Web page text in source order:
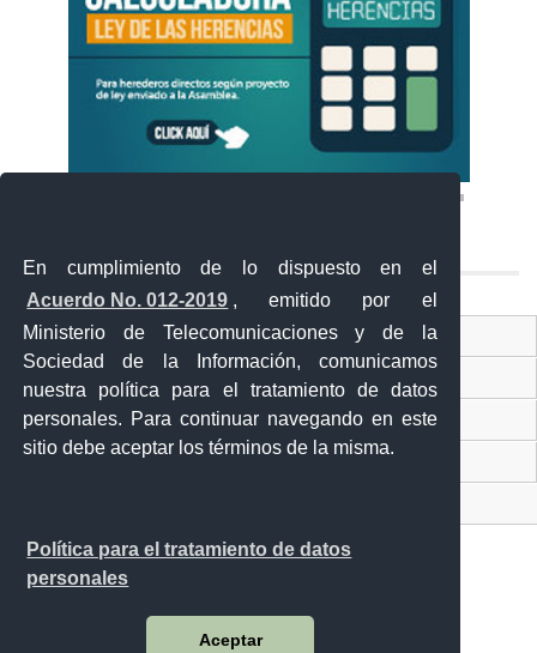
En cumplimiento de lo dispuesto en el
Acuerdo No. 012-2019 , emitido por el
Ministerio de Telecomunicaciones y de la
Sociedad de la Información, comunicamos
nuestra política para el tratamiento de datos
personales. Para continuar navegando en este
sitio debe aceptar los términos de la misma.
Política para el tratamiento de datos
personales
Aceptar
Ventanilla Única Virtual
Ventanilla Única de Comercio Exterior
Gobierno Abierto
Visor Ciudadano
Malecón y Aguirre